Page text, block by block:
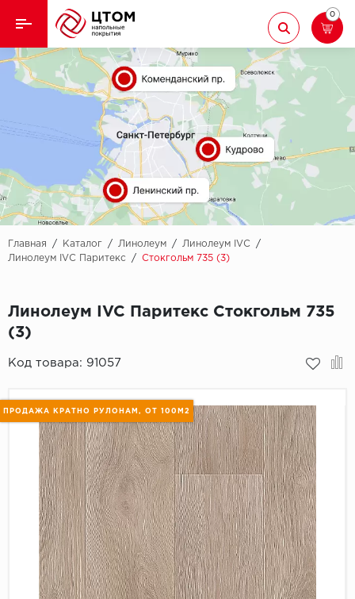
Назад
Кварцвиниловая плитка
Назад
Aberhof
Adelar
Alfa
AllureFloor
Alpine floor
Arbiton
Bonkeel
Classen
CorkArt Vinyl
CronaFloor
Damy Floor
Ламинат
Ковролин
Линолеум
Паркет
Плинтус
0
Главная / Каталог / Линолеум / Линолеум IVC
/
Линолеум IVC Паритекс
/ Стокгольм 735 (3)
Линолеум IVC Паритекс Стокгольм 735
(3)
Код товара: 91057
ПРОДАЖА КРАТНО РУЛОНАМ, ОТ 100М2